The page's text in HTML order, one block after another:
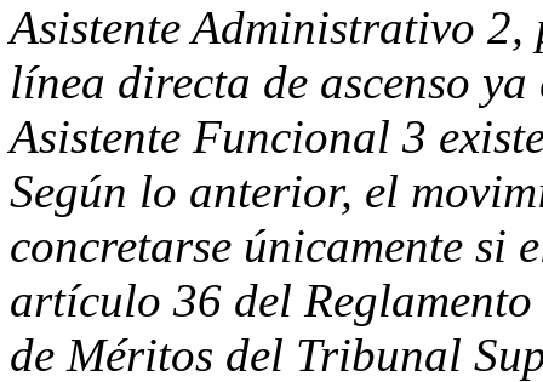
Asistente Administrativo 2,
línea directa de ascenso
Asistente Funcional 3
Según lo anterior, el
concretarse únicamente si
artículo 36 del
de Méritos del Tribunal